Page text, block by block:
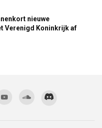
nieuwe
Verenigd Koninkrijk af